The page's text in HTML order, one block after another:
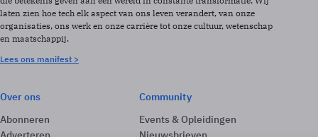
laten zien hoe tech elk aspect van ons leven verandert, van onze
organisaties, ons werk en onze carrière tot onze cultuur, wetenschap
en maatschappij.
Lees ons manifest >
Over ons
Abonneren
Community
Events & Opleidingen